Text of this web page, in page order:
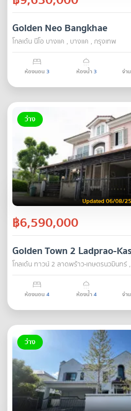
Golden Neo Bangkhae
โกลเด้น นีโอ บางแค , บางแค , กรุงเทพ
ห้องนอน 3 ห้องน้ำ3 จำ
ว่าง
Updated 06/08/
฿6,590,000
Golden Town 2 Ladprao-
โกลเด้น ทาวน์ 2 ลาดพร้าว-เกษตรนวมินทร์
ห้องนอน 4 ห้องน้ำ4 จำ
ว่าง